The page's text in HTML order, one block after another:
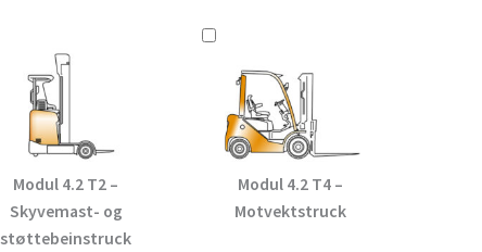
Modul 4.2 T2 –
Skyvemast- og
støttebeinstruck
Modul 4.2 T4 –
Motvektstruck